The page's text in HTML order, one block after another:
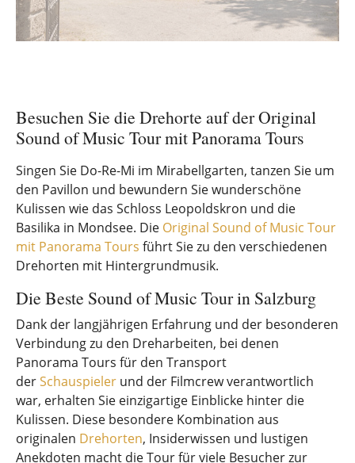
Besuchen Sie die Drehorte auf der Original
Sound of Music Tour mit Panorama Tours
Singen Sie Do-Re-Mi im Mirabellgarten, tanzen Sie um
den Pavillon und bewundern Sie wunderschöne
Kulissen wie das Schloss Leopoldskron und die
Basilika in Mondsee. Die Original Sound of Music Tour
mit Panorama Tours führt Sie zu den verschiedenen
Drehorten mit Hintergrundmusik.
Die Beste Sound of Music Tour in Salzburg
Dank der langjährigen Erfahrung und der besonderen
Verbindung zu den Dreharbeiten, bei denen
Panorama Tours für den Transport
derSchauspieler und der Filmcrew verantwortlich
war, erhalten Sie einzigartige Einblicke hinter die
Kulissen. Diese besondere Kombination aus
originalen Drehorten, Insiderwissen und lustigen
Anekdoten macht die Tour für viele Besucher zur